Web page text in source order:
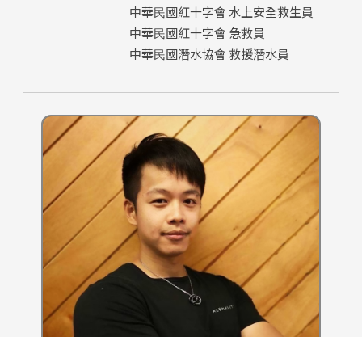
中華⺠國紅十字會 水上安全救生員
中華⺠國紅十字會 急救員
中華⺠國潛水協會 救援潛水員